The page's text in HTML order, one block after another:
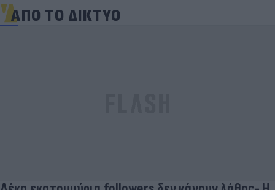
ΑΠΟ ΤΟ ΔΙΚΤΥΟ